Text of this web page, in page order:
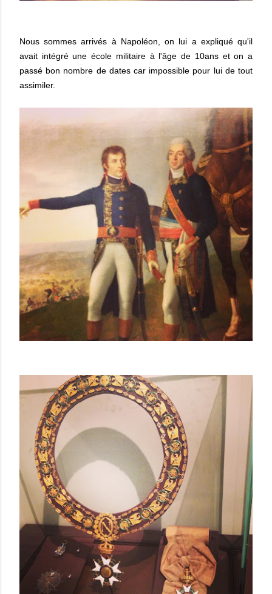
Nous sommes arrivés à Napoléon, on lui a expliqué qu'il
avait intégré une école militaire à l'âge de 10ans et on a
passé bon nombre de dates car impossible pour lui de tout
assimiler.